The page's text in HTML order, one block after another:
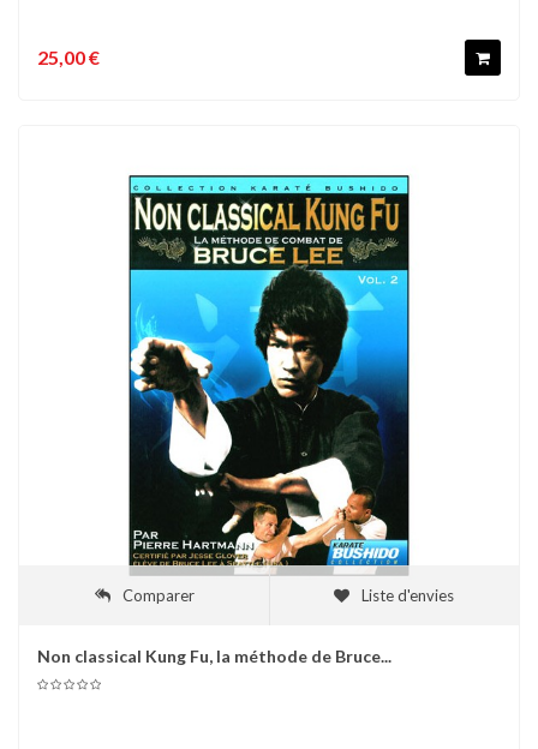
25,00 €
Comparer Liste d'envies
Non classical Kung Fu, la méthode de Bruce...